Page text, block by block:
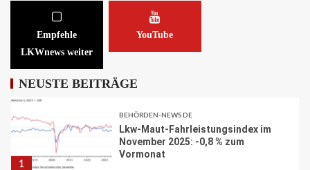
Empfehle
LKWnews weiter
YouTube
NEUSTE BEITRÄGE
A1 Nordumfahrung Zürich: Sanierung
der 2. Röhre des Gubristtunnels
1
BEHÖRDEN-NEWS DE
Lkw-Maut-Fahrleistungsindex im
November 2025: -0,8 % zum
Vormonat